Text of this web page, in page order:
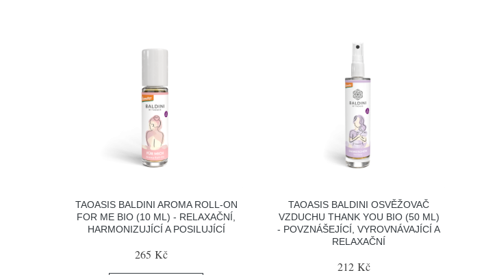
TAOASIS BALDINI AROMA ROLL-ON
FOR ME BIO (10 ML) - RELAXAČNÍ,
HARMONIZUJÍCÍ A POSILUJÍCÍ
265 Kč
TAOASIS BALDINI OSVĚŽOVAČ
VZDUCHU THANK YOU BIO (50 ML)
- POVZNÁŠEJÍCÍ, VYROVNÁVAJÍCÍ A
RELAXAČNÍ
212 Kč